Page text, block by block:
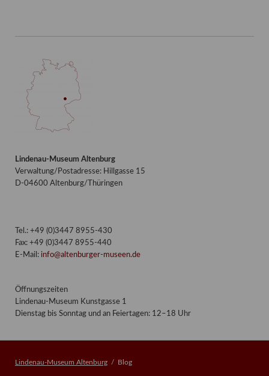
Lindenau-Museum Altenburg
Verwaltung/Postadresse: Hillgasse 15
D-04600 Altenburg/Thüringen
Tel.: +49 (0)3447 8955-430
Fax: +49 (0)3447 8955-440
E-Mail: info@altenburger-museen.de
Öffnungszeiten
Lindenau-Museum Kunstgasse 1
Dienstag bis Sonntag und an Feiertagen: 12–18 Uhr
Lindenau-Museum Altenburg Blog